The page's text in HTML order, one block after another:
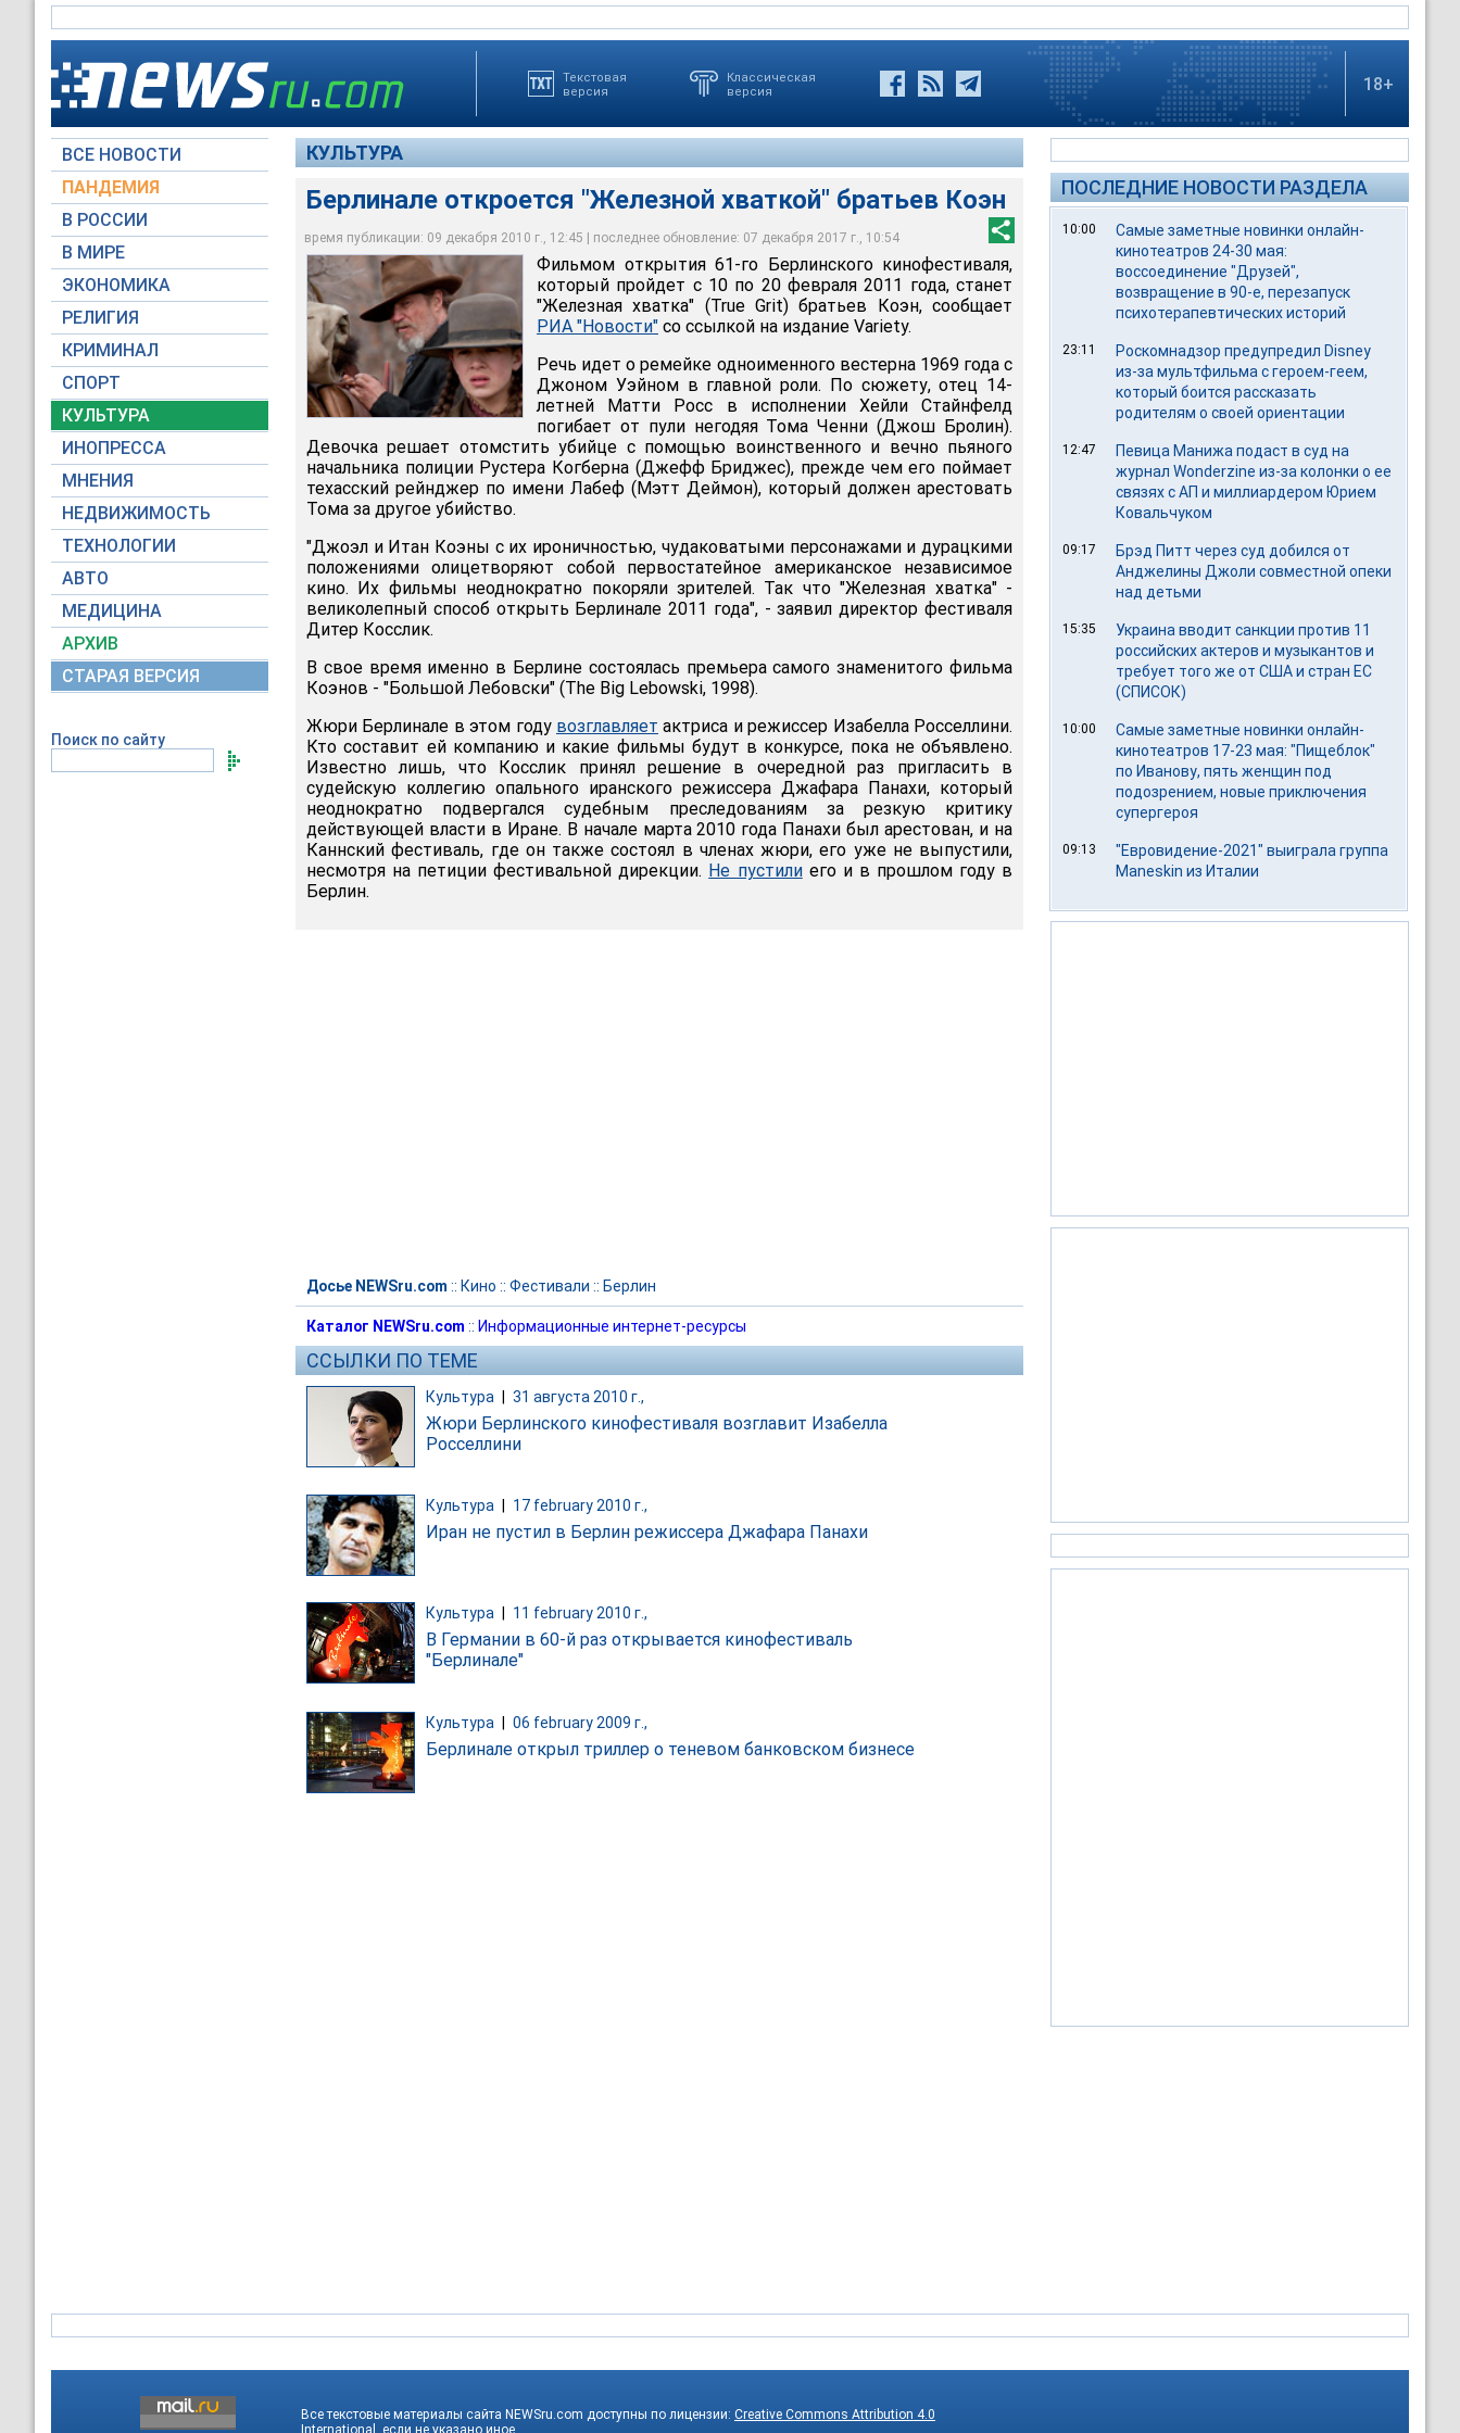
Текстовая
версия
Классическая
версия
18+
ВСЕ НОВОСТИ
ПАНДЕМИЯ
В РОССИИ
В МИРЕ
ЭКОНОМИКА
РЕЛИГИЯ
КРИМИНАЛ
СПОРТ
КУЛЬТУРА
ИНОПРЕССА
МНЕНИЯ
НЕДВИЖИМОСТЬ
ТЕХНОЛОГИИ
АВТО
МЕДИЦИНА
АРХИВ
СТАРАЯ ВЕРСИЯ
Поиск по сайту
КУЛЬТУРА
Берлинале откроется "Железной хваткой" братьев Коэн
время публикации: 09 декабря 2010 г., 12:45 | последнее обновление: 07 декабря 2017 г., 10:54
Фильмом открытия 61-го Берлинского кинофестиваля, который пройдет с 10 по 20
февраля 2011 года, станет "Железная хватка" (True Grit) братьев Коэн
kinopoisk.ru
Фильмом открытия 61-го Берлинского кинофестиваля,
который пройдет с 10 по 20 февраля 2011 года, станет
"Железная хватка" (True Grit) братьев Коэн, сообщает
РИА "Новости" со ссылкой на издание Variety.
Речь идет о ремейке одноименного вестерна 1969 года с
Джоном Уэйном в главной роли. По сюжету, отец 14-
летней Матти Росс в исполнении Хейли Стайнфелд
погибает от пули негодяя Тома Ченни (Джош Бролин).
Девочка решает отомстить убийце с помощью воинственного и вечно пьяного
начальника полиции Рустера Когберна (Джефф Бриджес), прежде чем его поймает
техасский рейнджер по имени Лабеф (Мэтт Деймон), который должен арестовать
Тома за другое убийство.
"Джоэл и Итан Коэны с их ироничностью, чудаковатыми персонажами и дурацкими
положениями олицетворяют собой первостатейное американское независимое
кино. Их фильмы неоднократно покоряли зрителей. Так что "Железная хватка" -
великолепный способ открыть Берлинале 2011 года", - заявил директор фестиваля
Дитер Косслик.
В свое время именно в Берлине состоялась премьера самого знаменитого фильма
Коэнов - "Большой Лебовски" (The Big Lebowski, 1998).
Жюри Берлинале в этом году возглавляет актриса и режиссер Изабелла Росселлини.
Кто составит ей компанию и какие фильмы будут в конкурсе, пока не объявлено.
Известно лишь, что Косслик принял решение в очередной раз пригласить в
судейскую коллегию опального иранского режиссера Джафара Панахи, который
неоднократно подвергался судебным преследованиям за резкую критику
действующей власти в Иране. В начале марта 2010 года Панахи был арестован, и на
Каннский фестиваль, где он также состоял в членах жюри, его уже не выпустили,
несмотря на петиции фестивальной дирекции. Не пустилиего и в прошлом году в
Берлин.
Досье NEWSru.com :: Кино :: Фестивали :: Берлин
Каталог NEWSru.com :: Информационные интернет-ресурсы
ССЫЛКИ ПО ТЕМЕ
Культура 31 августа 2010 г.,
Жюри Берлинского кинофестиваля возглавит Изабелла
Росселлини
Культура 17 february 2010 г.,
Иран не пустил в Берлин режиссера Джафара Панахи
Культура 11 february 2010 г.,
В Германии в 60-й раз открывается кинофестиваль
"Берлинале"
Культура | 06 february 2009 г.,
Берлинале открыл триллер о теневом банковском бизнесе
ПОСЛЕДНИЕ НОВОСТИ РАЗДЕЛА
10:00
Самые заметные новинки онлайн-
кинотеатров 24-30 мая:
воссоединение "Друзей",
возвращение в 90-е, перезапуск
психотерапевтических историй
23:11
Роскомнадзор предупредил Disney
из-за мультфильма c героем-геем,
который боится рассказать
родителям о своей ориентации
12:47
Певица Манижа подаст в суд на
журнал Wonderzine из-за колонки о ее
связях с АП и миллиардером Юрием
Ковальчуком
09:17
Брэд Питт через суд добился от
Анджелины Джоли совместной опеки
над детьми
15:35
Украина вводит санкции против 11
российских актеров и музыкантов и
требует того же от США и стран ЕС
(СПИСОК)
10:00
Самые заметные новинки онлайн-
кинотеатров 17-23 мая: "Пищеблок"
по Иванову, пять женщин под
подозрением, новые приключения
супергероя
09:13
"Евровидение-2021" выиграла группа
Maneskin из Италии
Все текстовые материалы сайта NEWSru.com доступны по лицензии: Creative Commons Attribution 4.0
International
, если не указано иное.